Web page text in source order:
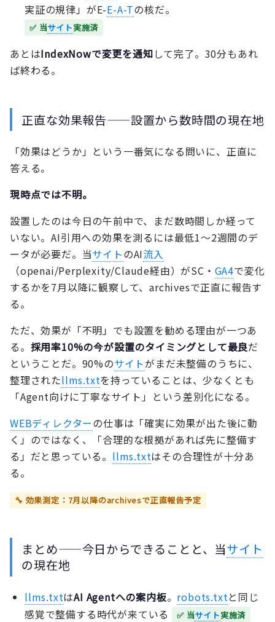
実証の規律」がE-E-A-Tの核だ。
✅ 当サイト実施済
あとはIndexNowで変更を通知して完了。30分もあれ
ば終わる。
正直な効果報告——設置から数時間の現在地
「効果はどうか」という一番気になる問いに、正直に
答える。
現時点では不明。
設置したのは今日の午前中で、まだ数時間しか経って
いない。AI引用への効果を測るには最低1〜2週間のデ
ータが必要だ。当サイトのAI流入
（openai/Perplexity/Claude経由）がSC・ GA4で変化
するかを7月以降に観察して、archivesで正直に報告す
る。
ただ、効果が「不明」でも設置を勧める理由が一つあ
る。 採用率10%の今が設置のタイミングとして最良だ
ということだ。90%のサイトがまだ未整備のうちに、
整理されたllms.txtを持っていることは、少なくとも
「Agent向けに丁寧なサイト」という差別化になる。
WEBディレクターの仕事は「確実に効果が出た後に動
く」のではなく、「合理的な根拠があれば先に整備す
る」だと思っている。 llms.txtはその合理性が十分あ
る。
🔧 効果測定：7月以降のarchivesで正直報告予定
まとめ——今日からできることと、当サイト
の現在地
llms.txtはAI Agentへの案内板。 robots.txtと同じ
感覚で整備する時代が来ている
✅ 当サイト実施済